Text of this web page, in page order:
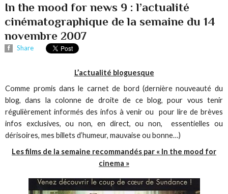
In the mood for news 9 : l’actualité
cinématographique de la semaine du 14
novembre 2007
Share
L’actualité bloguesque
Comme promis dans le carnet de bord (dernière nouveauté du
blog, dans la colonne de droite de ce blog, pour vous tenir
régulièrement informés des infos à venir ou pour lire de brèves
infos exclusives, ou non, en direct, ou non, essentielles ou
dérisoires, mes billets d’humeur, mauvaise ou bonne…)
Les films de la semaine recommandés par « In the mood for
cinema »